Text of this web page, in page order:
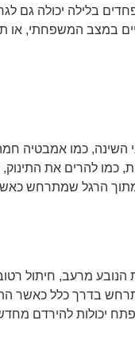
בלילה יכולה גם
במצב המשפחתי, או
השינה, כמו אמבטיה
כמו להרים את
מתוך הרגל שמתרחש
הנובע מרעב, חיתול
בדרך כלל כאשר
יכולות להירדם